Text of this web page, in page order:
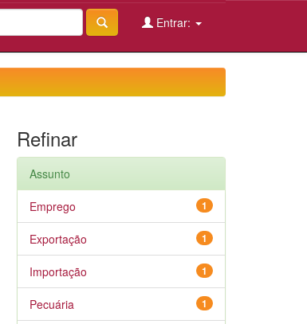
Entrar:
Refinar
Assunto
1
Emprego
1
Exportação
1
Importação
1
Pecuária